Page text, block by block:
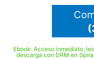
Ebook: Acceso inmediato,
descarga con DRM en